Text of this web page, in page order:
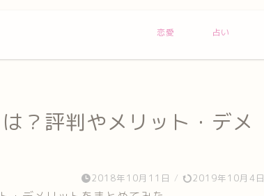
恋愛 占い
？評判やメリット・デメ
2018年10月11日 / 2019年10月4日